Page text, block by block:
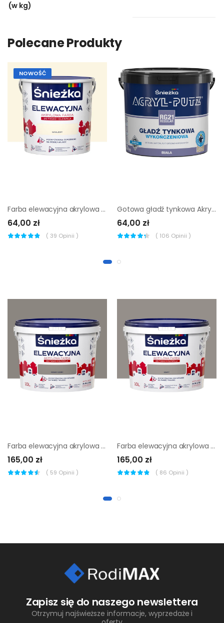
(w kg)
Polecane Produkty
NOWOŚĆ
Farba elewacyjna akrylowa 2.5 l Waniliowy Śnieżka
64,00 zł
( 39 Opinii )
Gotowa gładź tynkowa Akryl-Putz Regular RG21 20 kg Śnieżka
64,00 zł
( 106 Opinii )
Farba elewacyjna akrylowa 10 l Ciemny szary Śnieżka
165,00 zł
( 59 Opinii )
Farba elewacyjna akrylowa 10 l Szary Śnieżka
165,00 zł
( 86 Opinii )
Zapisz się do naszego newslettera
Otrzymuj najświeższe informacje, wyprzedaże i